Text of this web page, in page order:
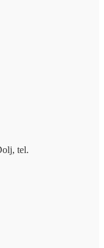
tel.